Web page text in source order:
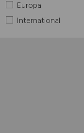
Europa
International